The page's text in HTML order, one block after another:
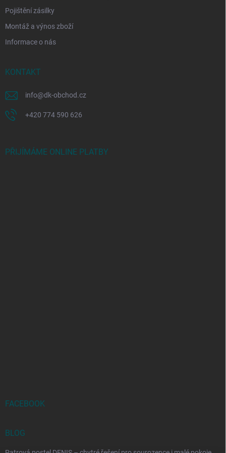
Pojištění zásilky
Montáž a výnos zboží
Informace o nás
KONTAKT
info@dk-obchod.cz
+420 774 590 626
PŘIJÍMÁME ONLINE PLATBY
FACEBOOK
BLOG